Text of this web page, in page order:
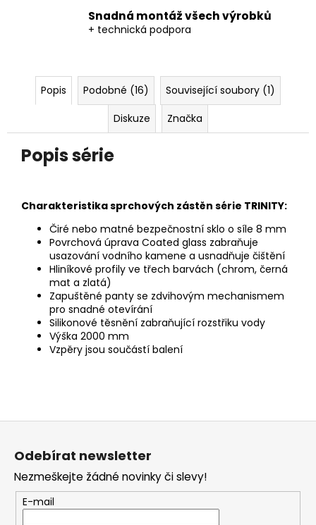
Snadná montáž všech výrobků
+ technická podpora
Popis Podobné (16)
Související soubory (1)
Diskuze
Značka
Popis série
Charakteristika sprchových zástěn série TRINITY:
Čiré nebo matné bezpečnostní sklo o síle 8 mm
Povrchová úprava Coated glass zabraňuje
usazování vodního kamene a usnadňuje čištění
Hliníkové profily ve třech barvách (chrom, černá
mat a zlatá)
Zapuštěné panty se zdvihovým mechanismem
pro snadné otevírání
Silikonové těsnění zabraňující rozstřiku vody
Výška 2000 mm
Vzpěry jsou součástí balení
Z
Odebírat newsletter
Nezmeškejte žádné novinky či slevy!
E-mail